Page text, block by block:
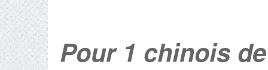
Pour 1 chinois